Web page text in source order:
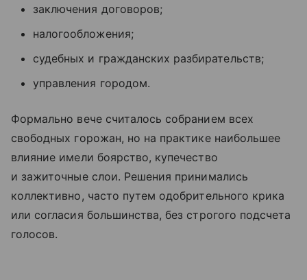
заключения договоров;
налогообложения;
судебных и гражданских разбирательств;
управления городом.
Формально вече считалось собранием всех
свободных горожан, но на практике наибольшее
влияние имели боярство, купечество
и зажиточные слои. Решения принимались
коллективно, часто путем одобрительного крика
или согласия большинства, без строгого подсчета
голосов.